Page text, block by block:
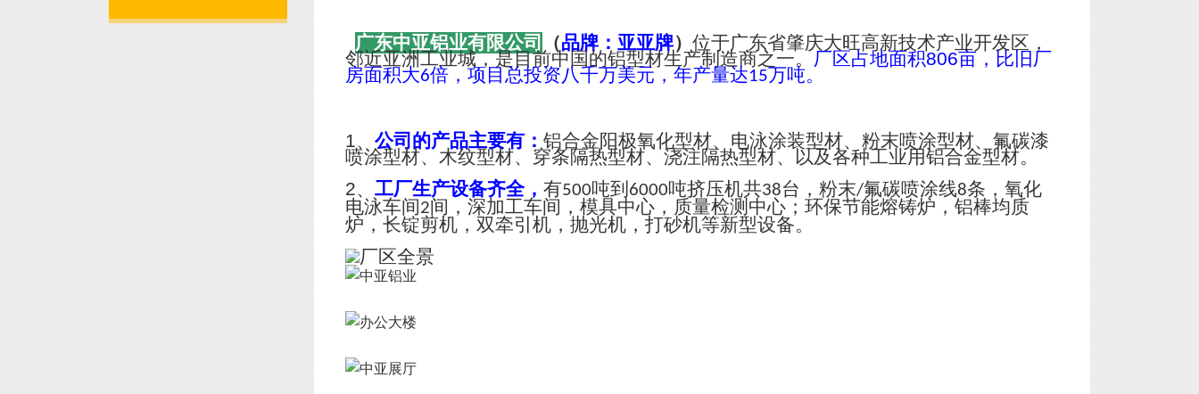
广东中亚铝业有限公司 （品牌：亚亚牌） 位于广东省肇庆大旺高新技术产业开发区，
邻近亚洲工业城，是目前中国的铝型材生产制造商之一。 厂区占地面积806亩，比旧厂
房面积大6倍，项目总投资八千万美元，年产量达15万吨。
1、 公司的产品主要有： 铝合金阳极氧化型材、电泳涂装型材、粉末喷涂型材、氟碳漆
喷涂型材、木纹型材、穿条隔热型材、浇注隔热型材、以及各种工业用铝合金型材。
2、 工厂生产设备齐全， 有500吨到 6000吨挤压机共38台，粉末/氟碳喷涂线8条，氧化
电泳车间2间，深加工车间，模具中心，质量检测中心；环保节能熔铸炉，铝棒均质
炉，长锭剪机，双牵引机，抛光机，打砂机等新型设备。